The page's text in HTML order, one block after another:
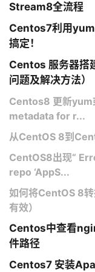
Stream8全流程
Centos7利用
搞定！
Centos 服务器搭
问题及解决方法）
Centos8 更新yum
metadata for r...
从CentOS 8到
CentOS8出现“
repo ‘AppS...
如何将CentOS 8
有效）
Centos中查看
件路径
Centos7 安装